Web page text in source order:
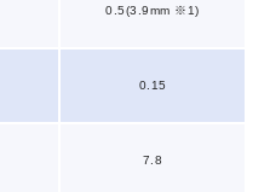
0.5(3.9mm ※1)
0.15
7.8